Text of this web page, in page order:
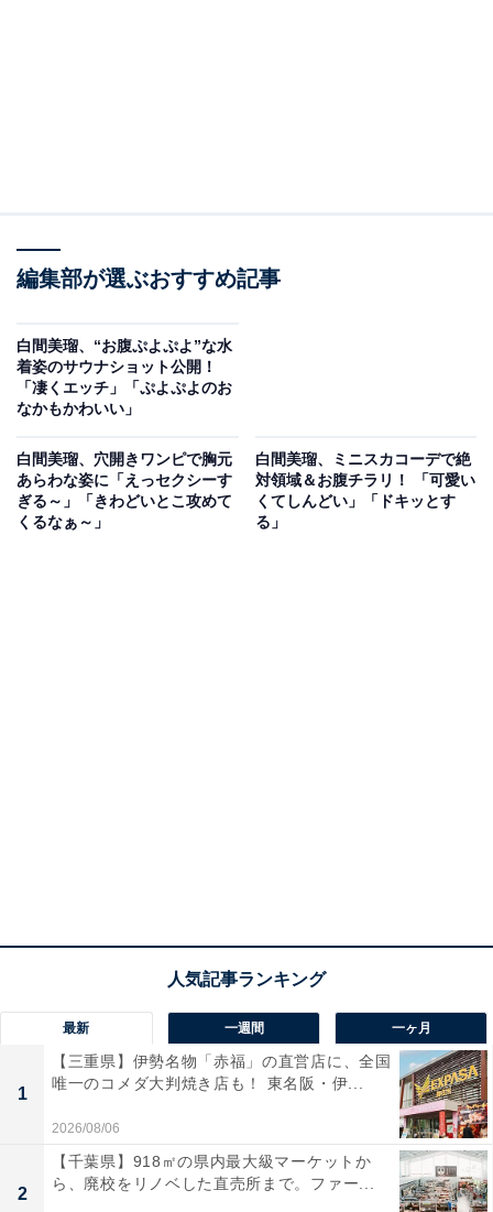
編集部が選ぶおすすめ記事
白間美瑠、“お腹ぷよぷよ”な水
着姿のサウナショット公開！
「凄くエッチ」「ぷよぷよのお
なかもかわいい」
白間美瑠、穴開きワンピで胸元
あらわな姿に「えっセクシーす
ぎる～」「きわどいとこ攻めて
くるなぁ～」
白間美瑠、ミニスカコーデで絶
対領域＆お腹チラリ！ 「可愛い
くてしんどい」「ドキッとす
る」
最新 一週間 一ヶ月
1
【三重県】伊勢名物「赤福」の直営店に、全国
唯一のコメダ大判焼き店も！ 東名阪・伊...
2026/08/06
2
【千葉県】918㎡の県内最大級マーケットか
ら、廃校をリノベした直売所まで。ファー...